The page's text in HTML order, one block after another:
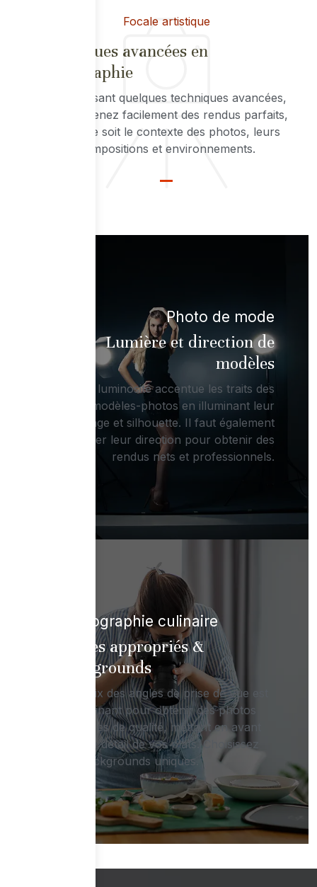
Focale artistique
Techniques avancées en
photographie
En maitrisant quelques techniques avancées,
vous obtenez facilement des rendus parfaits,
quel que soit le contexte des photos, leurs
compositions et environnements.
Photo de mode
Lumière et direction de
modèles
La luminosité accentue les traits des
modèles-photos en illuminant leur
visage et silhouette. Il faut également
travailler leur direction pour obtenir des
rendus nets et professionnels.
Photographie culinaire
Angles appropriés &
backgrounds
Le choix des angles de prise de vue est
déterminant pour obtenir des photos
culinaires de qualité, mettant en avant
chaque détail de vos plats. Choisissez
des backgrounds uniques.